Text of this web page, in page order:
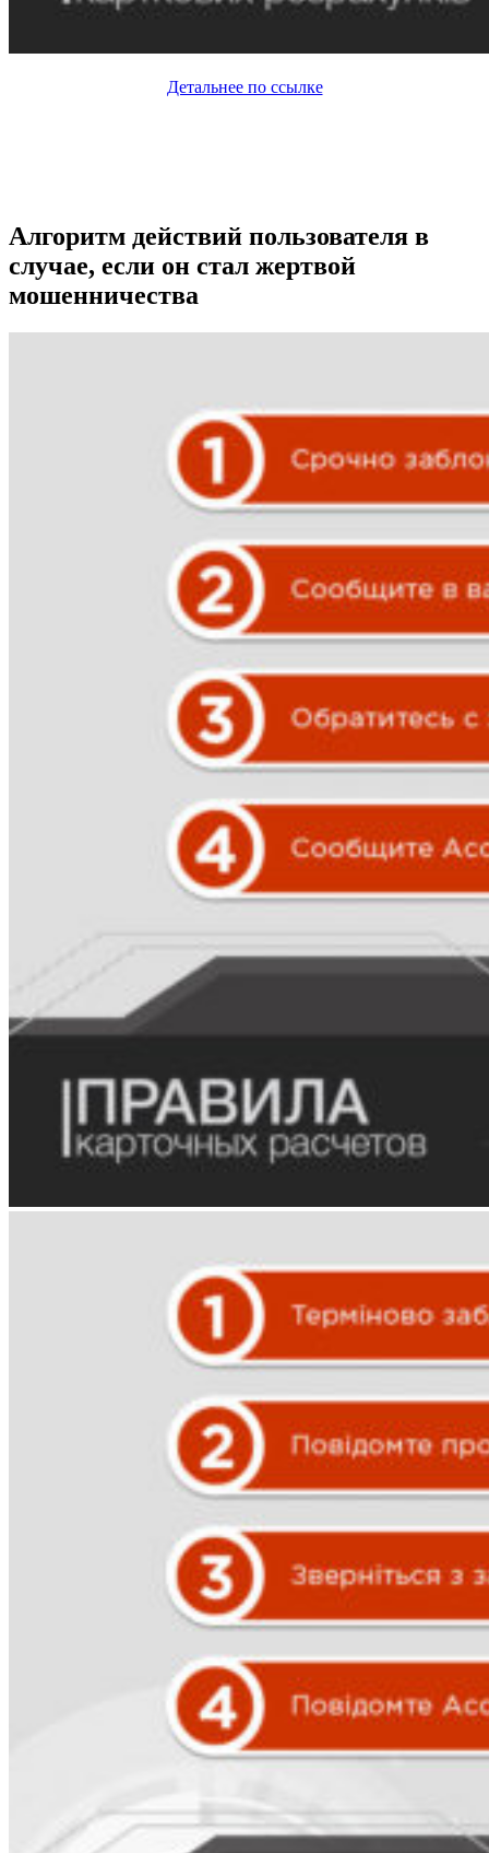
Детальнее по ссылке
Алгоритм действий пользователя в
случае, если он стал жертвой
мошенничества